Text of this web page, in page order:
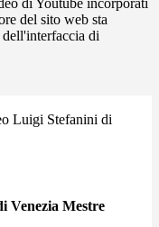
di Youtube incorporati
del sito web sta
di
Luigi Stefanini di
Venezia Mestre